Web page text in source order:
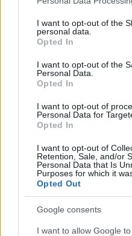
not limited to your visit or
grant or deny consent to
use your data for below
consent section.
I want to opt-out of the
personal data.
Opted In
I want to opt-out of the
Personal Data.
Opted In
I want to opt-out of
Personal Data for
Opted In
I want to opt-out of
Retention, Sale, and/or
Personal Data that Is
Purposes for which it
Opted Out
Google consents
I want to allow Google
em andamento. Muitos
AUTOR